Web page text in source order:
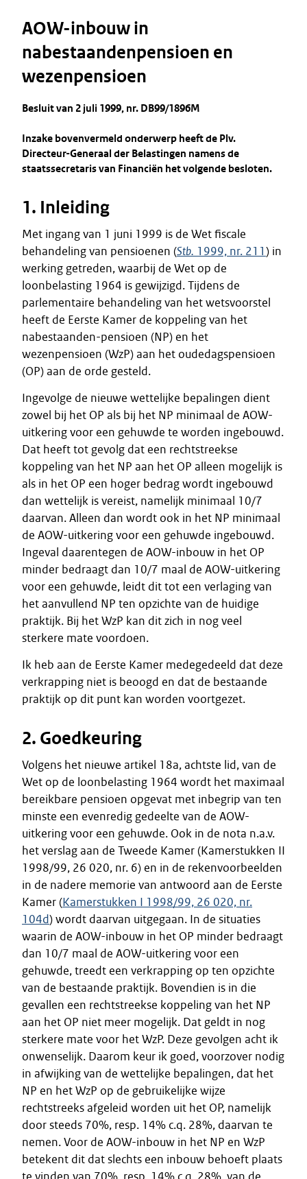
AOW-inbouw in
nabestaandenpensioen en
wezenpensioen
Besluit van 2 juli 1999, nr. DB99/1896M
Inzake bovenvermeld onderwerp heeft de Plv.
Directeur-Generaal der Belastingen namens de
staatssecretaris van Financiën het volgende besloten.
1. Inleiding
Met ingang van 1 juni 1999 is de Wet fiscale
behandeling van pensioenen (Stb. 1999, nr. 211) in
werking getreden, waarbij de Wet op de
loonbelasting 1964 is gewijzigd. Tijdens de
parlementaire behandeling van het wetsvoorstel
heeft de Eerste Kamer de koppeling van het
nabestaanden-pensioen (NP) en het
wezenpensioen (WzP) aan het oudedagspensioen
(OP) aan de orde gesteld.
Ingevolge de nieuwe wettelijke bepalingen dient
zowel bij het OP als bij het NP minimaal de AOW-
uitkering voor een gehuwde te worden ingebouwd.
Dat heeft tot gevolg dat een rechtstreekse
koppeling van het NP aan het OP alleen mogelijk is
als in het OP een hoger bedrag wordt ingebouwd
dan wettelijk is vereist, namelijk minimaal 10/7
daarvan. Alleen dan wordt ook in het NP minimaal
de AOW-uitkering voor een gehuwde ingebouwd.
Ingeval daarentegen de AOW-inbouw in het OP
minder bedraagt dan 10/7 maal de AOW-uitkering
voor een gehuwde, leidt dit tot een verlaging van
het aanvullend NP ten opzichte van de huidige
praktijk. Bij het WzP kan dit zich in nog veel
sterkere mate voordoen.
Ik heb aan de Eerste Kamer medegedeeld dat deze
verkrapping niet is beoogd en dat de bestaande
praktijk op dit punt kan worden voortgezet.
2. Goedkeuring
Volgens het nieuwe artikel 18a, achtste lid, van de
Wet op de loonbelasting 1964 wordt het maximaal
bereikbare pensioen opgevat met inbegrip van ten
minste een evenredig gedeelte van de AOW-
uitkering voor een gehuwde. Ook in de nota n.a.v.
het verslag aan de Tweede Kamer (Kamerstukken II
1998/99, 26 020, nr. 6) en in de rekenvoorbeelden
in de nadere memorie van antwoord aan de Eerste
Kamer (Kamerstukken I 1998/99, 26 020, nr.
104d) wordt daarvan uitgegaan. In de situaties
waarin de AOW-inbouw in het OP minder bedraagt
dan 10/7 maal de AOW-uitkering voor een
gehuwde, treedt een verkrapping op ten opzichte
van de bestaande praktijk. Bovendien is in die
gevallen een rechtstreekse koppeling van het NP
aan het OP niet meer mogelijk. Dat geldt in nog
sterkere mate voor het WzP. Deze gevolgen acht ik
onwenselijk. Daarom keur ik goed, voorzover nodig
in afwijking van de wettelijke bepalingen, dat het
NP en het WzP op de gebruikelijke wijze
rechtstreeks afgeleid worden uit het OP, namelijk
door steeds 70%, resp. 14% c.q. 28%, daarvan te
nemen. Voor de AOW-inbouw in het NP en WzP
betekent dit dat slechts een inbouw behoeft plaats